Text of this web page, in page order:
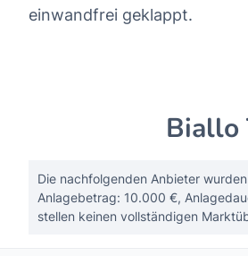
einwandfrei geklappt.
Biallo
Die nachfolgenden Anbieter
Anlagebetrag: 10.000 €,
stellen keinen vollständigen